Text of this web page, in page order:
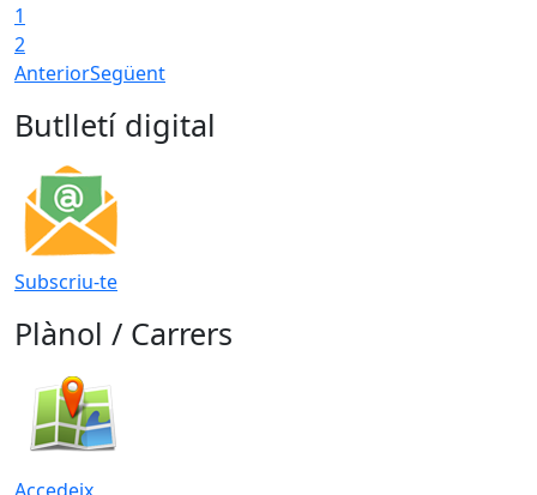
1
2
AnteriorSegüent
Butlletí digital
Subscriu-te
Plànol / Carrers